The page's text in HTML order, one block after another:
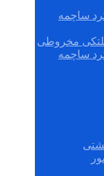
ساچمه
مخروطی
ساچمه